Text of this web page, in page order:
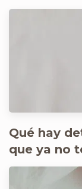
Qué hay
que ya no